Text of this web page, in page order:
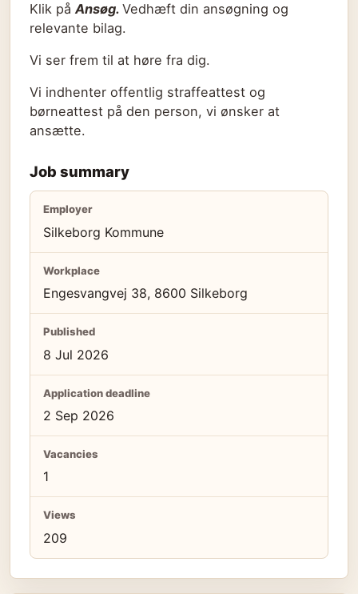
Klik påAnsøg. Vedhæft din ansøgning og
relevante bilag.
Vi ser frem til at høre fra dig.
Vi indhenter offentlig straffeattest og
børneattest på den person, vi ønsker at
ansætte.
Job summary
Employer
Silkeborg Kommune
Workplace
Engesvangvej 38, 8600 Silkeborg
Published
8 Jul 2026
Application deadline
2 Sep 2026
Vacancies
1
Views
209